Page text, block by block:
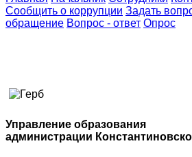
Сообщить о коррупции Задать
обращение Вопрос - ответ Опрос
Управление образования
администрации